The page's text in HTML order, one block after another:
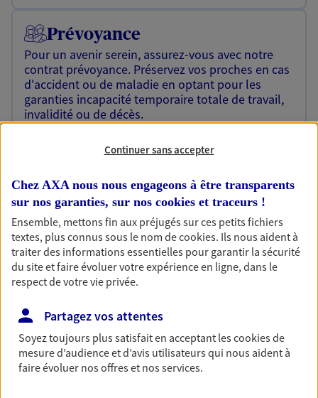
Prévoyance
Pour un avenir serein, assurez-vous avec notre
contrat prévoyance. Préservez vos proches en cas
d'accident ou de maladie en optant pour les
garanties incapacité temporaire totale de travail,
invalidité ou de décès.
Assurance prêt immobilier
Un projet immobilier ? Un emprunt en cours ? De
belles économies possibles sur votre budget
immobilier en confiant votre assurance de prêt à
AXA !
NOUS CONTACTER
Multirisque Entreprise
Continuer sans accepter
Chez AXA nous nous engageons à être transparents
sur nos garanties, sur nos cookies et traceurs !
Ensemble, mettons fin aux préjugés sur ces petits fichiers
textes, plus connus sous le nom decookies. Ils nous aident à
traiter des informations essentielles pour garantir la sécurité
du site et faire évoluer votre expérience en ligne, dans le
respect de votre vie privée.
Partagez vos attentes
Soyez toujours plus satisfait en acceptant lescookiesde
mesure d’audience et d’avis utilisateurs qui nous aident à
faire évoluer nos offres et nos services.